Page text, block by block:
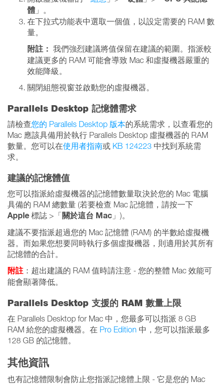
體 」。
在下拉式功能表中選取一個值，以設定需要的 RAM 數
量。
附註： 我們強烈建議將值保留在建議的範圍。指派較
建議更多的 RAM 可能會導致 Mac 和虛擬機器嚴重的
效能降級。
關閉組態視窗並啟動您的虛擬機器。
Parallels Desktop 記憶體需求
請檢查您的 Parallels Desktop 版本的系統需求，以查看您的
Mac 應該具備用於執行 Parallels Desktop 虛擬機器的 RAM
數量。您可以在使用者指南或 KB 124223 中找到系統需
求。
建議的記憶體值
您可以指派給虛擬機器的記憶體數量取決於您的 Mac 電腦
具備的 RAM 總數量 (若要檢查 Mac 記憶體，請按一下
Apple 標誌 >「關於這台 Mac 」)。
建議不要指派超過您的 Mac 記憶體 (RAM) 的半數給虛擬機
器。而如果您想要同時執行多個虛擬機器，則適用於其所有
記憶體的合計。
附註 ：超出建議的 RAM 值時請注意 - 您的整體 Mac 效能可
能會顯著降低。
Parallels Desktop 支援的 RAM 數量上限
在 Parallels Desktop for Mac 中，您最多可以指派 8 GB
RAM 給您的虛擬機器。在 Pro Edition 中，您可以指派最多
128 GB 的記憶體。
其他資訊
也有記憶體限制會防止您指派記憶體上限 - 它是您的 Mac